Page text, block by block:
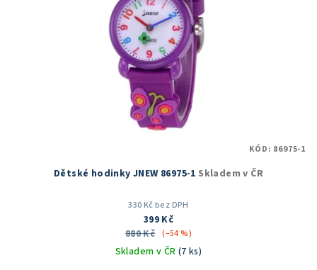
Dětské hodinky JNEW 86975-1 Skladem v ČR
330 Kč bez DPH
399 Kč
880 Kč (–54 %)
Skladem v ČR (7 ks)
KÓD: 86975-1